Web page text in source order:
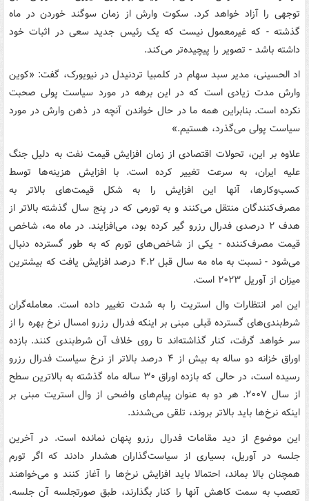
توجهی را آزاد خواهد کرد. سکوت وارش از زمان سوگند خوردن در ماه
گذشته - که غیرمعمول نیست که یک رئیس جدید سعی در اثبات خود
داشته باشد - تصویر را پیچیده‌تر می‌کند.
اد الحسینی، مدیر سبد سهام در کلمبیا تردنیدل در نیویورک، گفت: «کوین
وارش مدت زیادی است که در این برهه در مورد سیاست پولی صحبت
نکرده است. بنابراین همه ما در حال خواندن آنچه در ذهن وارش در مورد
سیاست پولی می‌گذرد، هستیم.»
علاوه بر این، تحولات اقتصادی از زمان افزایش قیمت نفت به دلیل جنگ
علیه ایران، به سرعت تغییر کرده است. با افزایش هزینه‌ها توسط
کسب‌وکارها، آنها این افزایش را به شکل قیمت‌های بالاتر به
مصرف‌کنندگان منتقل می‌کنند و به تورمی که در پنج سال گذشته بالاتر از
هدف ۲ درصدی فدرال رزرو گیر کرده بود، می‌افزایند. در ماه مه، شاخص
قیمت مصرف‌کننده - یکی از شاخص‌های تورم که به طور گسترده دنبال
می‌شود - نسبت به ماه مه سال قبل ۴.۲ درصد افزایش یافت که بیشترین
میزان از آوریل ۲۰۲۳ است.
این امر انتظارات وال استریت را به شدت تغییر داده است. معامله‌گران
شرط‌بندی‌های گسترده قبلی مبنی بر اینکه فدرال رزرو امسال نرخ بهره را از
سر خواهد گرفت، کنار گذاشته‌اند تا روی خلاف آن شرط‌بندی کنند. بازده
اوراق خزانه دو ساله به بیش از ۴ درصد بالاتر از نرخ سیاست فدرال رزرو
رسیده است، در حالی که بازده اوراق ۳۰ ساله ماه گذشته به بالاترین سطح
از سال ۲۰۰۷. هر دو به عنوان پیام‌های واضحی از وال استریت مبنی بر
اینکه نرخ‌ها باید بالاتر بروند، تلقی می‌شدند.
این موضوع از دید مقامات فدرال رزرو پنهان نمانده است. در آخرین
جلسه در آوریل، بسیاری از سیاست‌گذاران هشدار دادند که اگر تورم
همچنان بالا بماند، احتمالا باید افزایش نرخ‌ها را آغاز کنند و می‌خواهند
تعصب به سمت کاهش آنها را کنار بگذارند، طبق صورتجلسه آن جلسه.